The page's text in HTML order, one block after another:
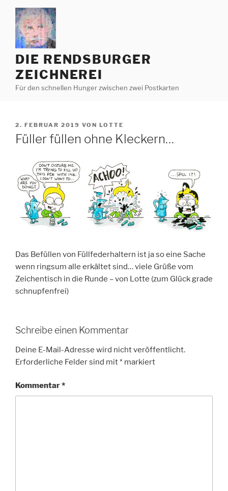
Zum
Inhalt
springen
DIE RENDSBURGER
ZEICHNEREI
Für den schnellen Hunger zwischen zwei Postkarten
VERÖFFENTLICHT
AM
2. FEBRUAR 2019 VON LOTTE
Füller füllen ohne Kleckern…
Das Befüllen von Füllfederhaltern ist ja so eine Sache
wenn ringsum alle erkältet sind… viele Grüße vom
Zeichentisch in die Runde – von Lotte (zum Glück grade
schnupfenfrei)
Schreibe einen Kommentar
Deine E-Mail-Adresse wird nicht veröffentlicht.
Erforderliche Felder sind mit* markiert
Kommentar*